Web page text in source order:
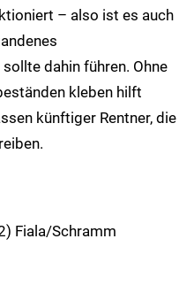
– also ist es auch
dahin führen. Ohne
kleben hilft
künftiger Rentner, die
Fiala/Schramm